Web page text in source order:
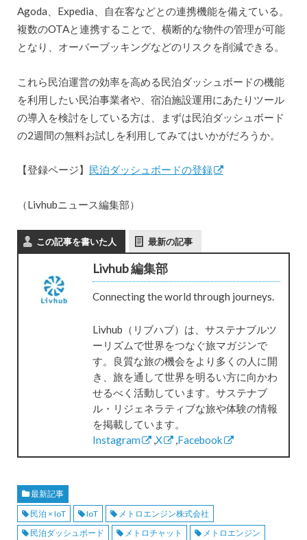
Agoda、Expedia、自在客などとの連携機能を備えている。
複数のOTAと連携することで、横断的な物件の管理が可能
となり、オーバーブッキングなどのリスクを削減できる。
これら民泊運営の効率を高める民泊ダッシュボードの機能
を利用したい民泊事業者や、宿泊施設運用にあたりツール
の導入を検討をしている方は、まずは民泊ダッシュボード
の2週間の無料お試しを利用してみてはいかがだろうか。
【登録ページ】 民泊ダッシュボードの登録
（Livhubニュース編集部）
この記事を書いた人 最新の記事
Livhub 編集部
Connecting the world through journeys.
Livhub（リブハブ）は、サステナブルツ
ーリズムで世界をつなぐ旅マガジンで
す。良質な旅の機会をより多くの人に開
き、旅を通して世界を明るい方に向かわ
せるべく活動しています。サステナブ
ル・リジェネラティブな旅や体験の情報
を掲載しています。
Instagram
,X ,Facebook
最新記事
民泊 × IoT
IoT
メトロエンジン株式会社
民泊ダッシュボード
メトロチャット メトロエンジン